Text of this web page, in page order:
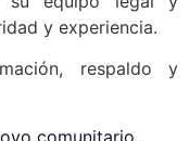
y experiencia.
respaldo y
comunitario,